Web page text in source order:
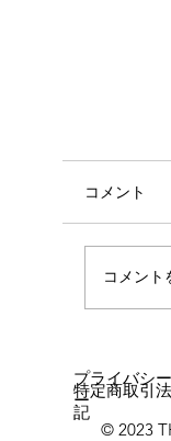
呼吸
コメント
コメン
© 2023
プライバシ
ー
特定商取引
記